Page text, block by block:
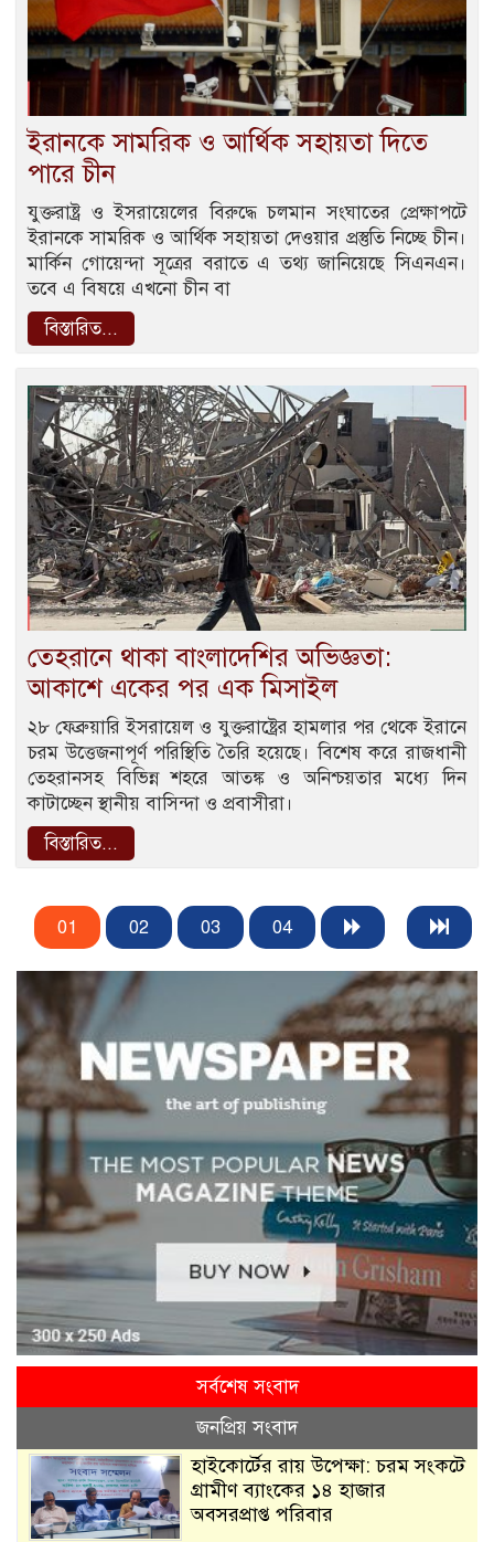
ইরানকে সামরিক ও আর্থিক সহায়তা দিতে
পারে চীন
যুক্তরাষ্ট্র ও ইসরায়েলের বিরুদ্ধে চলমান সংঘাতের প্রেক্ষাপটে
ইরানকে সামরিক ও আর্থিক সহায়তা দেওয়ার প্রস্তুতি নিচ্ছে চীন।
মার্কিন গোয়েন্দা সূত্রের বরাতে এ তথ্য জানিয়েছে সিএনএন।
তবে এ বিষয়ে এখনো চীন বা
বিস্তারিত...
তেহরানে থাকা বাংলাদেশির অভিজ্ঞতা:
আকাশে একের পর এক মিসাইল
২৮ ফেব্রুয়ারি ইসরায়েল ও যুক্তরাষ্ট্রের হামলার পর থেকে ইরানে
চরম উত্তেজনাপূর্ণ পরিস্থিতি তৈরি হয়েছে। বিশেষ করে রাজধানী
তেহরানসহ বিভিন্ন শহরে আতঙ্ক ও অনিশ্চয়তার মধ্যে দিন
কাটাচ্ছেন স্থানীয় বাসিন্দা ও প্রবাসীরা।
বিস্তারিত...
01 02 03 04
সর্বশেষ সংবাদ
জনপ্রিয় সংবাদ
হাইকোর্টের রায় উপেক্ষা: চরম সংকটে
গ্রামীণ ব্যাংকের ১৪ হাজার
অবসরপ্রাপ্ত পরিবার